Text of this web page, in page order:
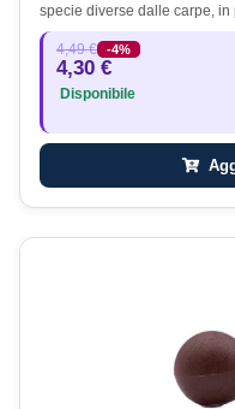
specie diverse dalle carpe,
4,49 € -4%
4,30 €
Disponibile